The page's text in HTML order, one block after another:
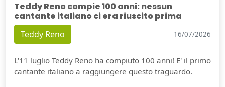
Teddy Reno compie 100 anni: nessun
cantante italiano ci era riuscito prima
Teddy Reno 16/07/2026
L'11 luglio Teddy Reno ha compiuto 100 anni! E' il primo
cantante italiano a raggiungere questo traguardo.